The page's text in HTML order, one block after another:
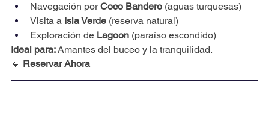
Navegación por Coco Bandero (aguas turquesas)
Visita a Isla Verde (reserva natural)
Exploración de Lagoon (paraíso escondido)
Ideal para: Amantes del buceo y la tranquilidad.
🔹 Reservar Ahora